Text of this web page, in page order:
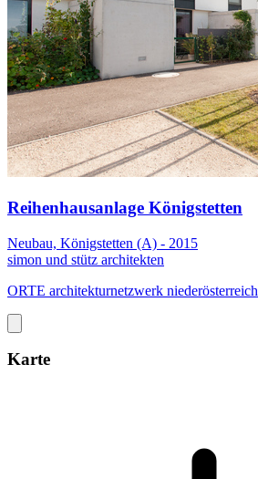
Reihenhausanlage Königstetten
Neubau, Königstetten (A) - 2015
simon und stütz architekten
ORTE architekturnetzwerk niederösterreich
Karte